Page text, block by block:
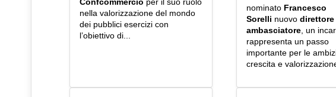
nella valorizzazione del mondo
dei pubblici esercizi con
l’obiettivo di...
nominato Francesco
Sorelli nuovodirettore
ambasciatore , un
rappresenta un passo
importante per le
crescita e